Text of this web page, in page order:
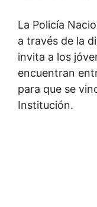
La Policía
a través de la
invita a los
encuentran
para que se
Institución.